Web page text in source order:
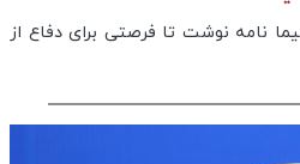
نامه نوشت تا فرصتی برای دفاع از